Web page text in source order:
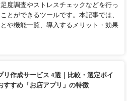
度調査やストレスチェックなどを行っ
とができるツールです。本記事では、
や機能一覧、導入するメリット・効果
リ作成サービス 4選｜比較・選定ポイ
すすめ「お店アプリ」の特徴